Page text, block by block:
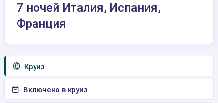
7 ночей Италия, Испания,
Франция
Круиз
Включено в круиз